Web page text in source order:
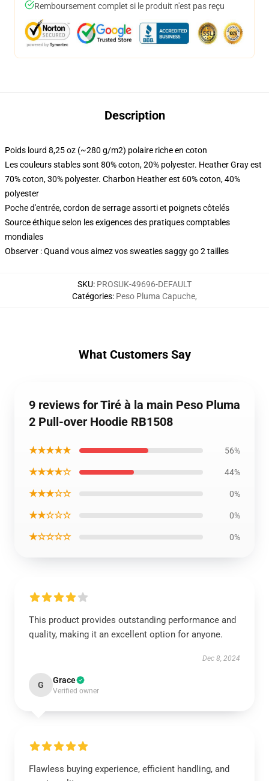
Remboursement complet si le produit n'est pas reçu
Description
Poids lourd 8,25 oz (~280 g/m2) polaire riche en coton
Les couleurs stables sont 80% coton, 20% polyester. Heather Gray est
70% coton, 30% polyester. Charbon Heather est 60% coton, 40%
polyester
Poche d'entrée, cordon de serrage assorti et poignets côtelés
Source éthique selon les exigences des pratiques comptables
mondiales
Observer : Quand vous aimez vos sweaties saggy go 2 tailles
SKU: PROSUK-49696-DEFAULT
Catégories: Peso Pluma Capuche,
What Customers Say
9 reviews for Tiré à la main Peso Pluma
2 Pull-over Hoodie RB1508
★★★★★ 56%
★★★★☆ 44%
★★★☆☆ 0%
★★☆☆☆ 0%
★☆☆☆☆ 0%
This product provides outstanding performance and
quality, making it an excellent option for anyone.
Dec 8, 2024
G Grace
Verified owner
Flawless buying experience, efficient handling, and